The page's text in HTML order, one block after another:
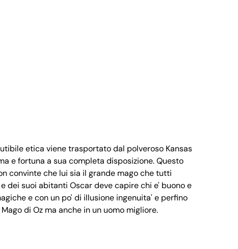
etica viene trasportato dal polveroso Kansas
e fortuna a sua completa disposizione. Questo
convinte che lui sia il grande mago che tutti
dei suoi abitanti Oscar deve capire chi e' buono e
e con un po' di illusione ingenuita' e perfino
di Oz ma anche in un uomo migliore.